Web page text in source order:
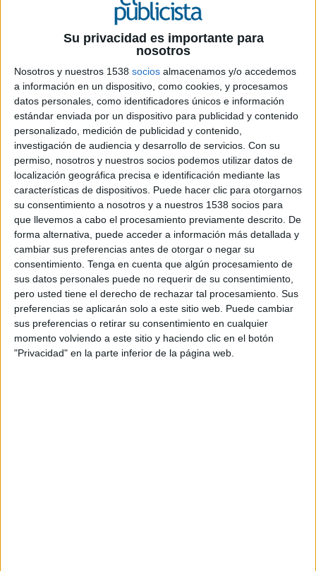
Su privacidad es importante para
nosotros
Nosotros y nuestros 1538 socios almacenamos y/o accedemos
a información en un dispositivo, como cookies, y procesamos
datos personales, como identificadores únicos e información
estándar enviada por un dispositivo para publicidad y contenido
personalizado, medición de publicidad y contenido,
investigación de audiencia y desarrollo de servicios. Con su
permiso, nosotros y nuestros socios podemos utilizar datos de
localización geográfica precisa e identificación mediante las
características de dispositivos. Puede hacer clic para otorgarnos
su consentimiento a nosotros y a nuestros 1538 socios para
que llevemos a cabo el procesamiento previamente descrito. De
forma alternativa, puede acceder a información más detallada y
cambiar sus preferencias antes de otorgar o negar su
consentimiento. Tenga en cuenta que algún procesamiento de
sus datos personales puede no requerir de su consentimiento,
pero usted tiene el derecho de rechazar tal procesamiento. Sus
preferencias se aplicarán solo a este sitio web. Puede cambiar
sus preferencias o retirar su consentimiento en cualquier
momento volviendo a este sitio y haciendo clic en el botón
"Privacidad" en la parte inferior de la página web.
Loterías y Apuestas del Estado ha puesto en
marcha en España la nueva campaña para el
Sorteo de 'El Niño', que se celebrará el próximo 6
de enero. En esta ocasión la acción, desarrollada
por la agencia Leo Burnett (responsable
igualmente de promocionar el Sorteo
Extraordinario de Navidad) se centra en el
concepto “El premio es para los que insisten" y
gira sobre un insight que surge tras analizar el
hecho de que casi todo el mundo compra y
comparte décimos de la Lotería de Navidad,
poniendo todas sus esperanzas e ilusión en este
gran día. Por ello, esta campaña quiere reflejar
que “el premio es para los que insisten”, los que
insisten en hacer realidad sus sueños
participando también en el Sorteo de El Niño.
"Ramiro soñaba con pasar todas las mañanas
pescando, pero como no se cumplía, empezó a
soñar con su oficina. Una noche se le apareció su
viejo sueño y Ramiro aprendió una valiosa
lección: para que los sueños se cumplan, hay que
insistir en ellos - explican los responsables de la